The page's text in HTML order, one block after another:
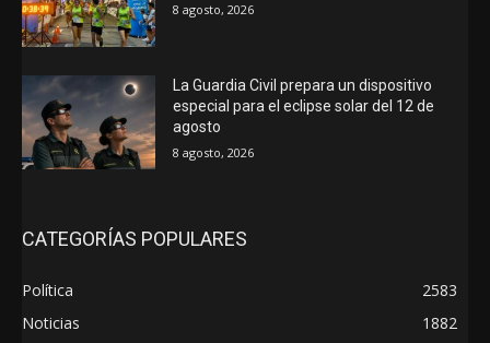
8 agosto, 2026
La Guardia Civil prepara un dispositivo
especial para el eclipse solar del 12 de
agosto
8 agosto, 2026
CATEGORÍAS POPULARES
Política
2583
Noticias
1882